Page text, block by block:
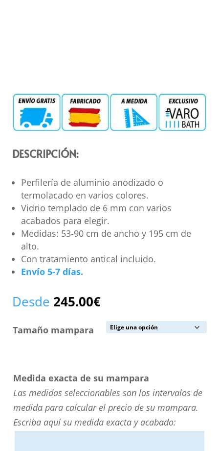
DESCRIPCIÓN:
Perfilería de aluminio anodizado o
termolacado en varios colores.
Vidrio templado de 6 mm con varios
acabados para elegir.
Medidas: 53-90 cm de ancho y 195 cm de
alto.
Con tratamiento antical incluido.
Envío 5-7 días.
Desde 245.00€
Tamaño mampara
Medida exacta de su mampara
Las medidas seleccionables son los intervalos de
medida para calcular el precio de su mampara.
Escriba aquí su medida exacta y acabado: